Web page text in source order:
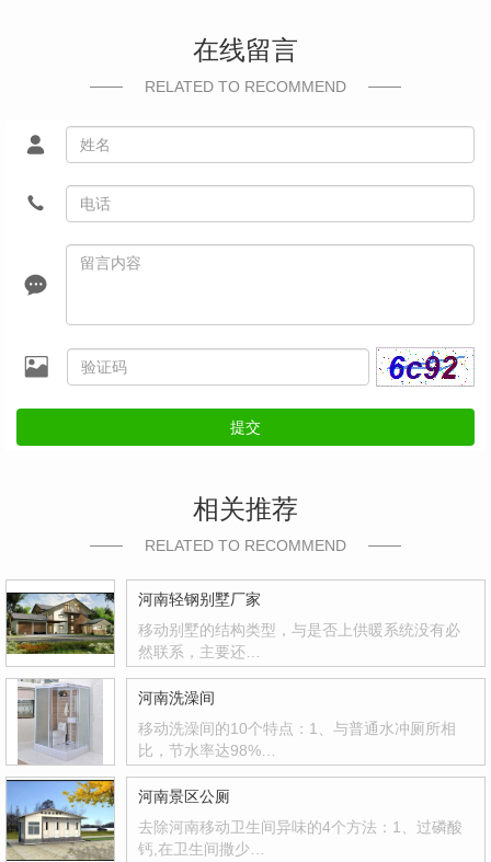
在线留言
RELATED TO RECOMMEND
提交
相关推荐
RELATED TO RECOMMEND
河南轻钢别墅厂家
移动别墅的结构类型，与是否上供暖系统没有必
然联系，主要还…
河南洗澡间
移动洗澡间的10个特点：1、与普通水冲厕所相
比，节水率达98%…
河南景区公厕
去除河南移动卫生间异味的4个方法：1、过磷酸
钙,在卫生间撒少…